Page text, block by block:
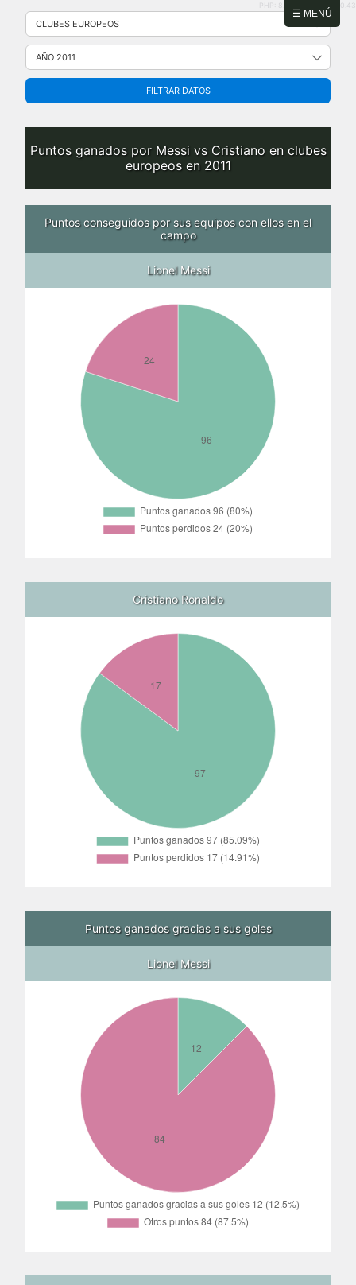
☰ MENÚ
Saltar
contenido
PHP: 8.2.31 | MySQL: 8.0.43
FILTRAR DATOS
Puntos ganados por Messi vs Cristiano en clubes
europeos en 2011
Puntos conseguidos por sus equipos con ellos en el
campo
Lionel Messi
Cristiano Ronaldo
Puntos ganados gracias a sus goles
Lionel Messi